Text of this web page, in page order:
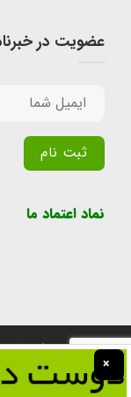
عضویت در
نماد اعتماد ما
تمامی حقوق برای
×